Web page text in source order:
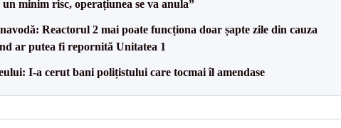
minim risc, operațiunea se va anula”
Reactorul 2 mai poate funcționa doar șapte zile din cauza
ar putea fi repornită Unitatea 1
I-a cerut bani polițistului care tocmai îl amendase